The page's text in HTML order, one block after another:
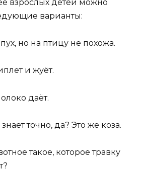
взрослых детей можно
варианты:
но на птицу не похожа.
и жуёт.
даёт.
точно, да? Это же коза.
такое, которое травку